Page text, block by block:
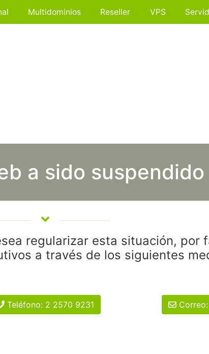
Multidominios Reseller VPS
a sido suspendido
regularizar esta situación, por
a través de los siguientes
Teléfono: 2 2570 9231 Correo: